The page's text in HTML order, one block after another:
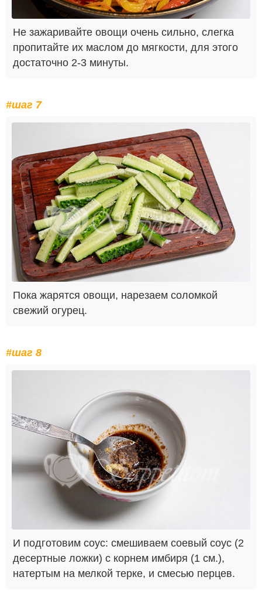
Не зажаривайте овощи очень сильно, слегка
пропитайте их маслом до мягкости, для этого
достаточно 2-3 минуты.
#шаг 7
Пока жарятся овощи, нарезаем соломкой
свежий огурец.
#шаг 8
И подготовим соус: смешиваем соевый соус (2
десертные ложки) с корнем имбиря (1 см.),
натертым на мелкой терке, и смесью перцев.